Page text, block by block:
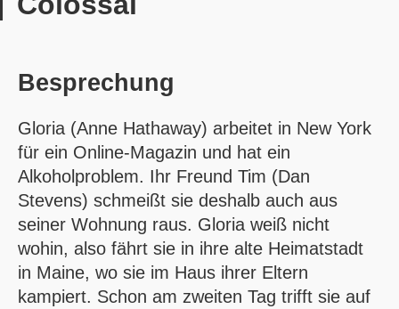
Besprechung
Gloria (Anne Hathaway) arbeitet in New York
für ein Online-Magazin und hat ein
Alkoholproblem. Ihr Freund Tim (Dan
Stevens) schmeißt sie deshalb auch aus
seiner Wohnung raus. Gloria weiß nicht
wohin, also fährt sie in ihre alte Heimatstadt
in Maine, wo sie im Haus ihrer Eltern
kampiert. Schon am zweiten Tag trifft sie auf